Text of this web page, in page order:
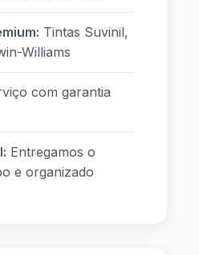
Tintas Suvinil,
Williams
com garantia
Entregamos o
e organizado